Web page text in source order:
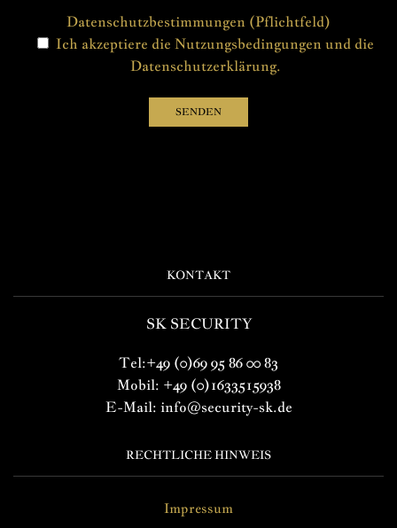
Datenschutzbestimmungen (Pflichtfeld)
Ich akzeptiere die Nutzungsbedingungen und die
Datenschutzerklärung.
KONTAKT
SK SECURITY
Tel:+49 (0)69 95 86 00 83
Mobil: +49 (0)1633515938
E-Mail: info@security-sk.de
RECHTLICHE HINWEIS
Impressum